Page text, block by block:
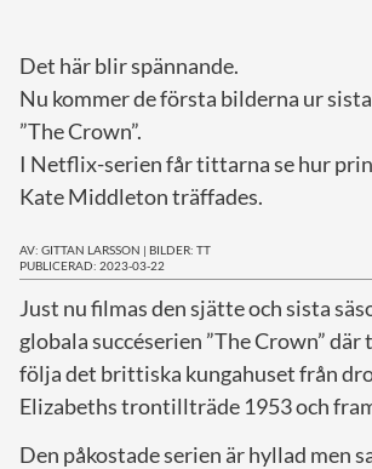
Monacos furstehus
Det här blir spännande.
Nu kommer de första bilderna ur
”The Crown”.
I Netflix-serien får tittarna se hur
Kate Middleton träffades.
AV: GITTAN LARSSON | BILDER: TT
PUBLICERAD: 2023-03-22
Just nu filmas den sjätte och sista
globala succéserien ”The Crown”
följa det brittiska kungahuset från
Elizabeths trontillträde 1953 och
Den påkostade serien är hyllad men